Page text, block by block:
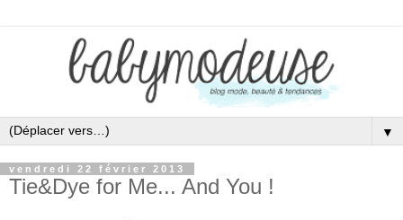
▼
vendredi 22 février 2013
Tie&Dye for Me... And You !